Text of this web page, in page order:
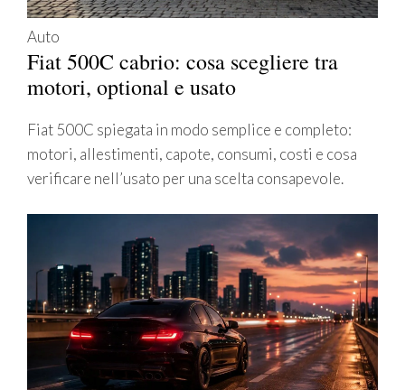
Auto
Fiat 500C cabrio: cosa scegliere tra
motori, optional e usato
Fiat 500C spiegata in modo semplice e completo:
motori, allestimenti, capote, consumi, costi e cosa
verificare nell’usato per una scelta consapevole.